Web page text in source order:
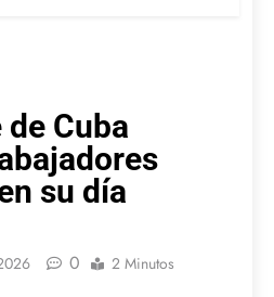
Cuba
su día
0 2 Minutos